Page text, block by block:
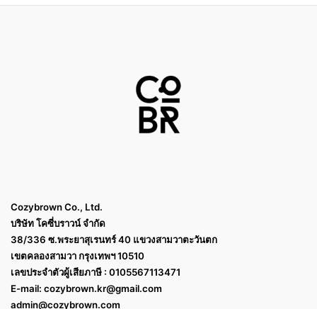
Cozybrown Co., Ltd.
บริษัท โคซี่บราวน์ จำกัด
38/336 ซ.พระยาสุเรนทร์ 40 แขวงสามวาตะวันตก
เขตคลองสามวา กรุงเทพฯ 10510
เลขประจำตัวผู้เสียภาษี : 0105567113471
E-mail: cozybrown.kr@gmail.com
admin@cozybrown.com